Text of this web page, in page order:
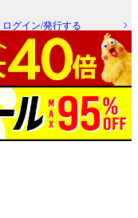
ログイン/発行する